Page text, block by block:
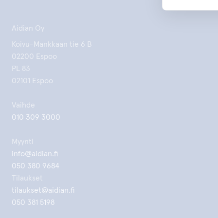
Aidian Oy
Koivu-Mankkaan tie 6 B
02200 Espoo
PL 83
02101 Espoo
Vaihde
010 309 3000
Myynti
info@aidian.fi
050 380 9684
Tilaukset
tilaukset@aidian.fi
050 381 5198